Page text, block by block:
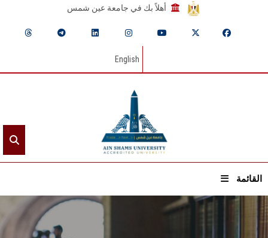
أهلاً بك في جامعة عين شمس
English
القائمة
الرئيسيـة